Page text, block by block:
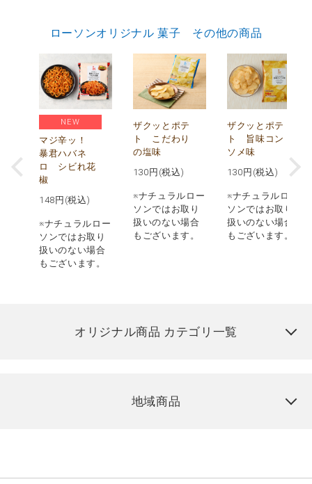
ローソンオリジナル 菓子 その他の商品
NEW
マジ辛ッ！
暴君ハバネ
ロ シビれ花
椒
148 円(税込)
※ナチュラルロー
ソンではお取り
扱いのない場合
もございます。
ザクッとポテ
ト こだわり
の塩味
130 円(税込)
※ナチュラルロー
ソンではお取り
扱いのない場合
もございます。
ザクッとポテ
ト 旨味コン
ソメ味
130 円(税込)
※ナチュラルロー
ソンではお取り
扱いのない場合
もございます。
オリジナル商品 カテゴリ一覧
地域商品